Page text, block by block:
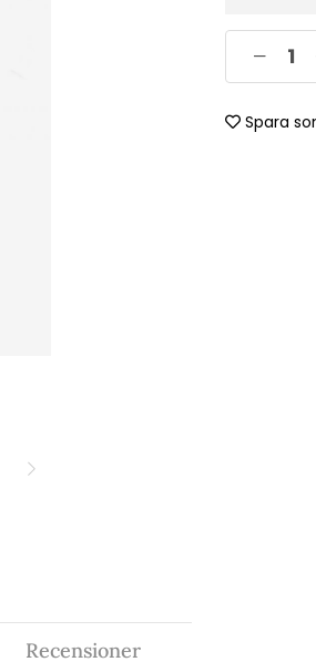
Spara
Recensioner